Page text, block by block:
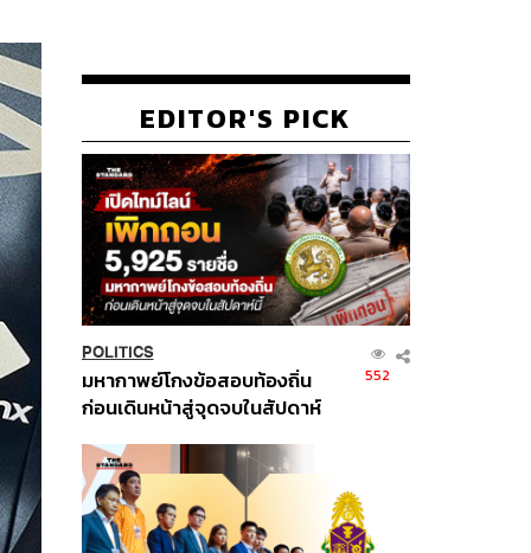
EDITOR'S PICK
POLITICS
มหากาพย์โกงข้อสอบท้องถิ่น
ก่อนเดินหน้าสู่จุดจบในสัปดาห์
552